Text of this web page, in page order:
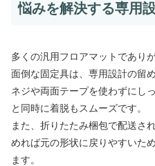
悩みを解決する専用
多くの汎用フロアマットであり
面倒な固定具は、専用設計の留め
ネジや両面テープを使わずにし
と同時に着脱もスムーズです。
また、折りたたみ梱包で配送さ
めれば元の形状に戻りやすいた
ます。